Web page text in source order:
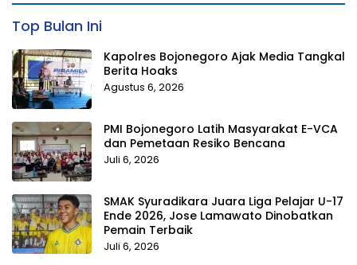
Top Bulan Ini
Kapolres Bojonegoro Ajak Media Tangkal
Berita Hoaks
Agustus 6, 2026
PMI Bojonegoro Latih Masyarakat E-VCA
dan Pemetaan Resiko Bencana
Juli 6, 2026
SMAK Syuradikara Juara Liga Pelajar U-17
Ende 2026, Jose Lamawato Dinobatkan
Pemain Terbaik
Juli 6, 2026